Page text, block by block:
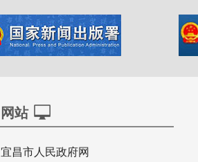
网站
宜昌市人民政府网